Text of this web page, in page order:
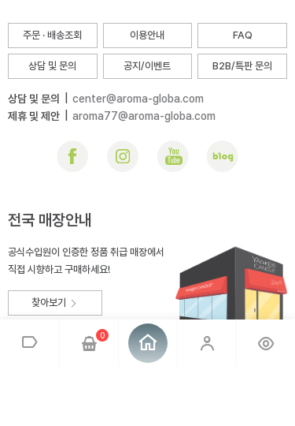
0
주문 · 배송조회 이용안내 FAQ
상담 및 문의 공지/이벤트 B2B/특판 문의
상담 및 문의
center@aroma-globa.com
제휴 및 제안
aroma77@aroma-globa.com
전국 매장안내
공식수입원이 인증한 정품 취급 매장에서
직접 시향하고 구매하세요!
찾아보기
브랜드소개